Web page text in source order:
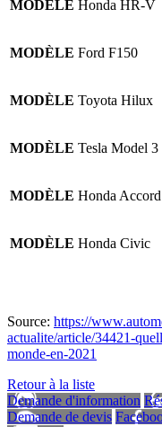
MODÈLE Honda HR-V
MODÈLE Ford F150
MODÈLE Toyota Hilux
MODÈLE Tesla Model 3
MODÈLE Honda Accord
MODÈLE Honda Civic
Source: https://
actualite/article/34421-
monde-en-2021
Retour à la liste
Demande d'information
Demande de devis